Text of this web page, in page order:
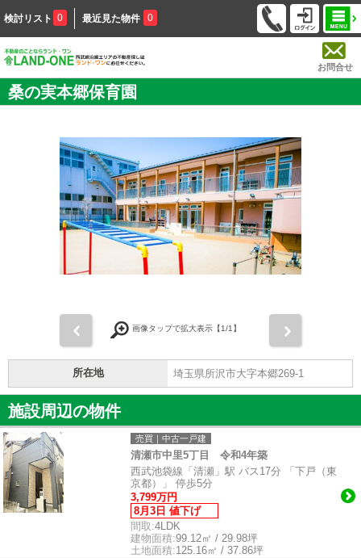
検討リスト 0 最近見た物件 0
お問合せ
桑の実本郷保育園
画像タップで拡大表示【1/1】
所在地 埼玉県所沢市大字本郷269-1
施設周辺の物件
売買｜中古一戸建
清瀬市中里5丁目 令和4年築
西武池袋線「清瀬」駅 バス17分 「下戸（東
京都）」 停歩5分
3,799万円
8月3日 値下げ
間取:4LDK
建物面積:99.12㎡ / 29.98坪
土地面積:125.16㎡ / 37.86坪